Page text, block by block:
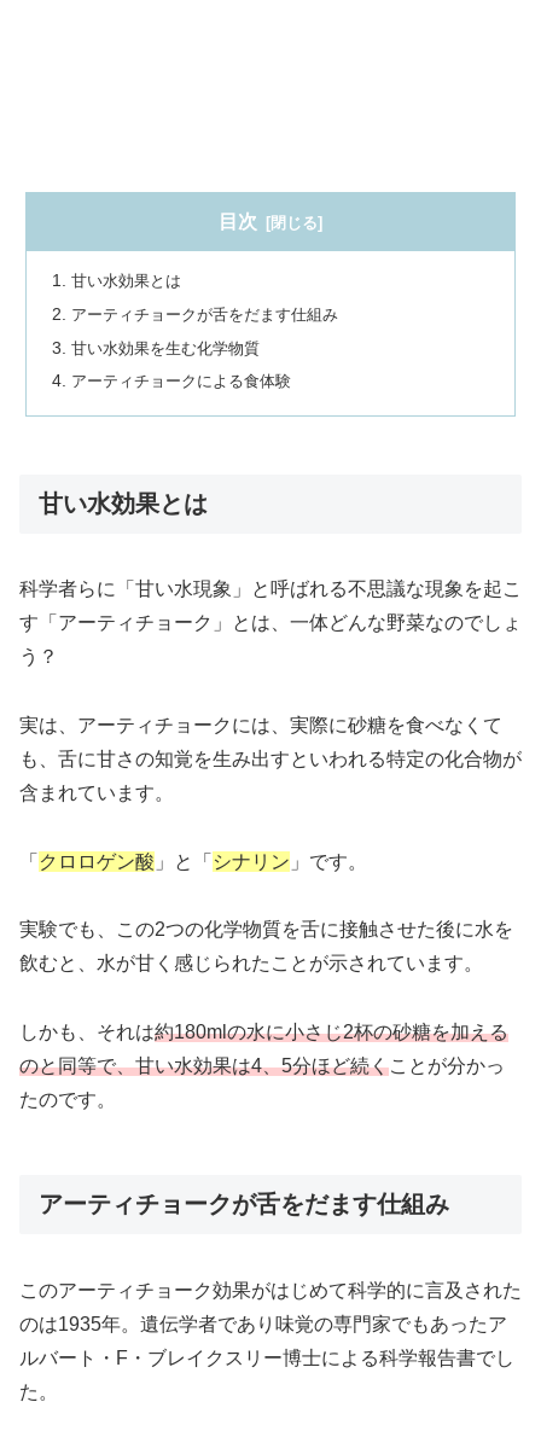
目次
甘い水効果とは
アーティチョークが舌をだます仕組み
甘い水効果を生む化学物質
アーティチョークによる食体験
甘い水効果とは
科学者らに「甘い水現象」と呼ばれる不思議な現象を起こ
す「アーティチョーク」とは、一体どんな野菜なのでしょ
う？
実は、アーティチョークには、実際に砂糖を食べなくて
も、舌に甘さの知覚を生み出すといわれる特定の化合物が
含まれています。
「 クロロゲン酸 」と「 シナリン 」です。
実験でも、この2つの化学物質を舌に接触させた後に水を
飲むと、水が甘く感じられたことが示されています。
しかも、それは約180mlの水に小さじ2杯の砂糖を加える
のと同等で、甘い水効果は4、5分ほど続くことが分かっ
たのです。
アーティチョークが舌をだます仕組み
このアーティチョーク効果がはじめて科学的に言及された
のは1935年。遺伝学者であり味覚の専門家でもあったア
ルバート・F・ブレイクスリー博士による科学報告書でし
た。